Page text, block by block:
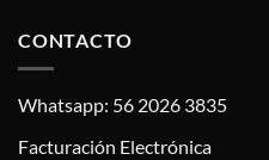
CONTACTO
Whatsapp: 56 2026 3835
Facturación Electrónica